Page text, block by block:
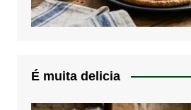
É muita delicia